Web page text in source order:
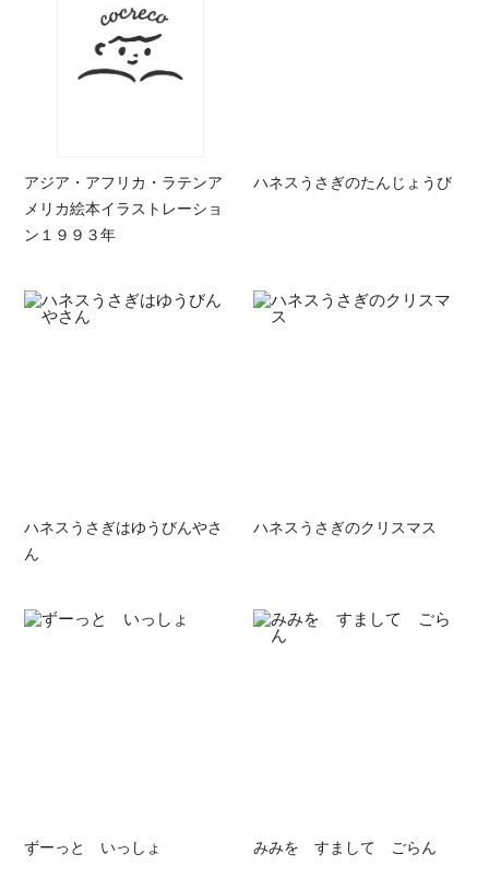
アジア・アフリカ・ラテンア
メリカ絵本イラストレーショ
ン１９９３年
ハネスうさぎのたんじょうび
ハネスうさぎはゆうびんやさ
ん
ハネスうさぎのクリスマス
ずーっと いっしょ みみを すまして ごらん